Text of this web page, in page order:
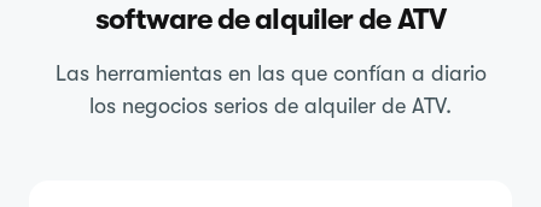
software de alquiler de ATV
Las herramientas en las que confían a diario
los negocios serios de alquiler de ATV.